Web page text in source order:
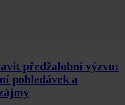
předžalobní výzvu:
pohledávek a